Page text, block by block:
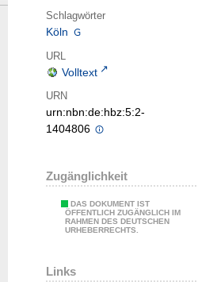
Schlagwörter
Köln
URL
Volltext
URN
urn:nbn:de:hbz:5:2-
1404806
Zugänglichkeit
DAS DOKUMENT IST
ÖFFENTLICH ZUGÄNGLICH IM
RAHMEN DES DEUTSCHEN
URHEBERRECHTS.
Links